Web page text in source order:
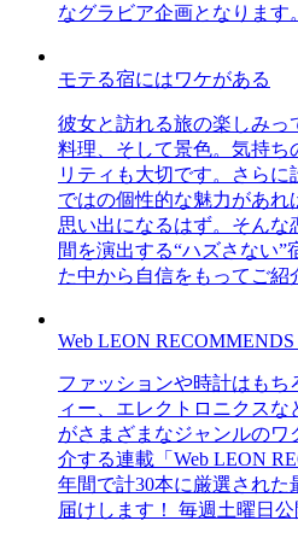
なグラビア企画となります。
モテる宿にはワケがある
彼女と訪れる旅の楽しみ
料理、そして景色。気持ち
リティも大切です。さら
ではの個性的な魅力があ
思い出になるはず。そん
間を演出する“ハズさない
た中から自信をもってご紹
Web LEON RECOMMENDS
ファッションや時計はも
ィー、エレクトロニクスな
がさまざまなジャンルの
介する連載「Web LEON
年間で計30本に厳選され
届けします！ 毎週土曜日公